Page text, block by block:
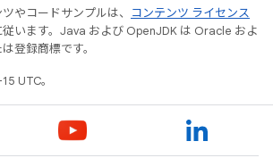
やコードサンプルは、
コンテンツ ライセンス
います。Java および OpenJDK は Oracle およ
登録商標です。
UTC。